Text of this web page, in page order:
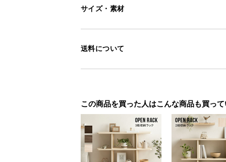
サイズ・素材
送料について
この商品を買った人はこんな商品も買っ